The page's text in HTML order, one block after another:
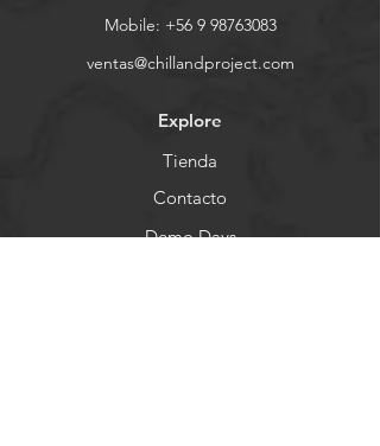
Mobile: +56 9 98763083
ventas@chillandproject.com
Explore
Tienda
Contacto
Demo Days